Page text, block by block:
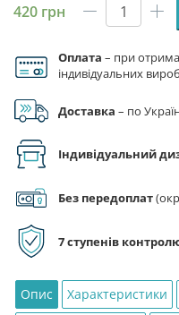
420 грн
Прапор
Оплата – при
індивідуальних
Доставка – по
Індивідуальний
Без передоплат
7 ступенів
Опис Характеристики